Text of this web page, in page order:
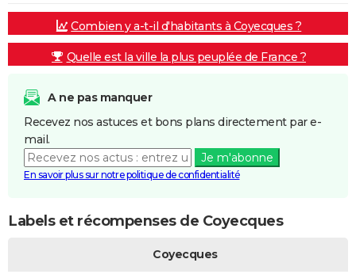
Combien y a-t-il d'habitants à Coyecques ?
Quelle est la ville la plus peuplée de France ?
A ne pas manquer
Recevez nos astuces et bons plans directement par e-
mail.
Je m'abonne
En savoir plus sur notre politique de confidentialité
Labels et récompenses de Coyecques
Coyecques